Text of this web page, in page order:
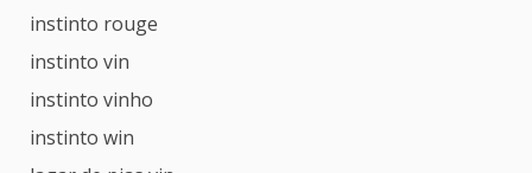
instinto rouge
instinto vin
instinto vinho
instinto win